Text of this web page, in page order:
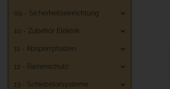
09 - Sicherheitseinrichtung
10 - Zubehör Elektrik
11 - Absperrpfosten
12 - Rammschutz
13 - Schiebetorsysteme